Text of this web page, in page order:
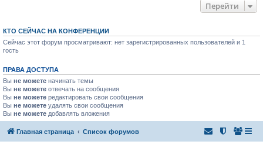
Перейти
КТО СЕЙЧАС НА КОНФЕРЕНЦИИ
Сейчас этот форум просматривают: нет зарегистрированных пользователей и 1
гость
ПРАВА ДОСТУПА
Вы не можете начинать темы
Вы не можете отвечать на сообщения
Вы не можете редактировать свои сообщения
Вы не можете удалять свои сообщения
Вы не можете добавлять вложения
Главная страница Список форумов